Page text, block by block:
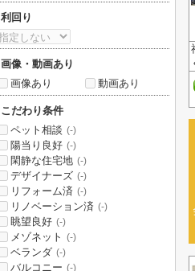
利回り
画像・動画あり
画像あり
動画あり
こだわり条件
ペット相談 (-)
陽当り良好 (-)
閑静な住宅地 (-)
デザイナーズ (-)
リフォーム済 (-)
リノベーション済 (-)
眺望良好 (-)
メゾネット (-)
ベランダ (-)
バルコニー (-)